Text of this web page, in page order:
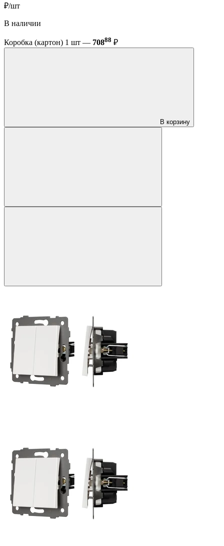
₽/шт
В наличии
Коробка (картон) 1 шт — 70888 ₽
В корзину